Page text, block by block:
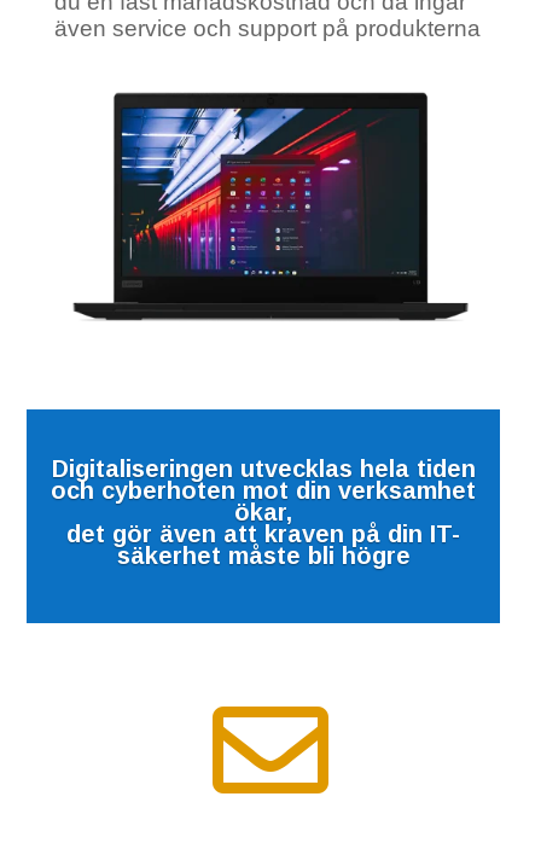
även service och support på produkterna
Digitaliseringen utvecklas hela tiden
och cyberhoten mot din verksamhet
ökar,
det gör även att kraven på din IT-
säkerhet måste bli högre
